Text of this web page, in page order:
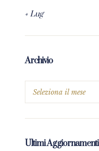
« Lug
Archivio
Ultimi Aggiornamenti